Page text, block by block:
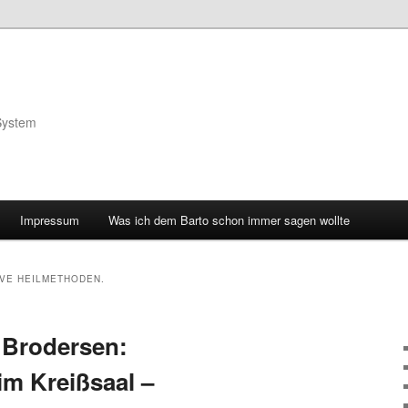
Impressum Was ich dem Barto schon immer sagen wollte
HEILMETHODEN.
Kreißsaal –